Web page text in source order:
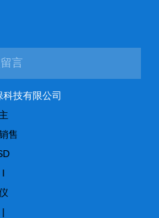
言
科技有限公司
主
售
I
|